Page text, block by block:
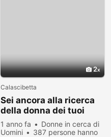
2
Calascibetta
Sei ancora alla ricerca
della donna dei tuoi
sogni?
1 anno fa
Donne in cerca di
Uomini
387 persone hanno